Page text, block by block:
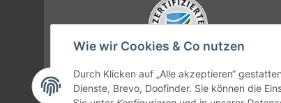
Wie wir Cookies & Co nutzen
Durch Klicken auf „Alle akzeptieren“
Dienste, Brevo, Doofinder. Sie können die